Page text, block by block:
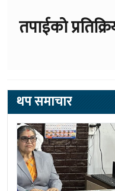
तपाईको
थप समाचार